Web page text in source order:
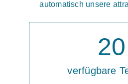
automatisch unsere
20
verfügbare